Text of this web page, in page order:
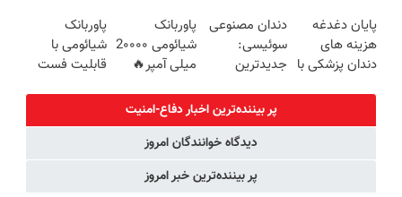
شیائومی با
تخفیف ویژه🔥
برگردون
(40%off)
پایان دغدغه
هزینه های
دندان پزشکی با
دندان مصنوعی
سوئیسی:
جدیدترین
سبک و مقاوم |
پرداخت قسطی
پاوربانک
شیائومی 2۰۰۰۰
میلی آمپر🔥
پرداخت درب
منزل)
پاوربانک
شیائومی با
قابلیت فست
پر بیننده‌ترین اخبار دفاع-امنیت
دیدگاه خوانندگان امروز
پر بیننده‌ترین خبر امروز